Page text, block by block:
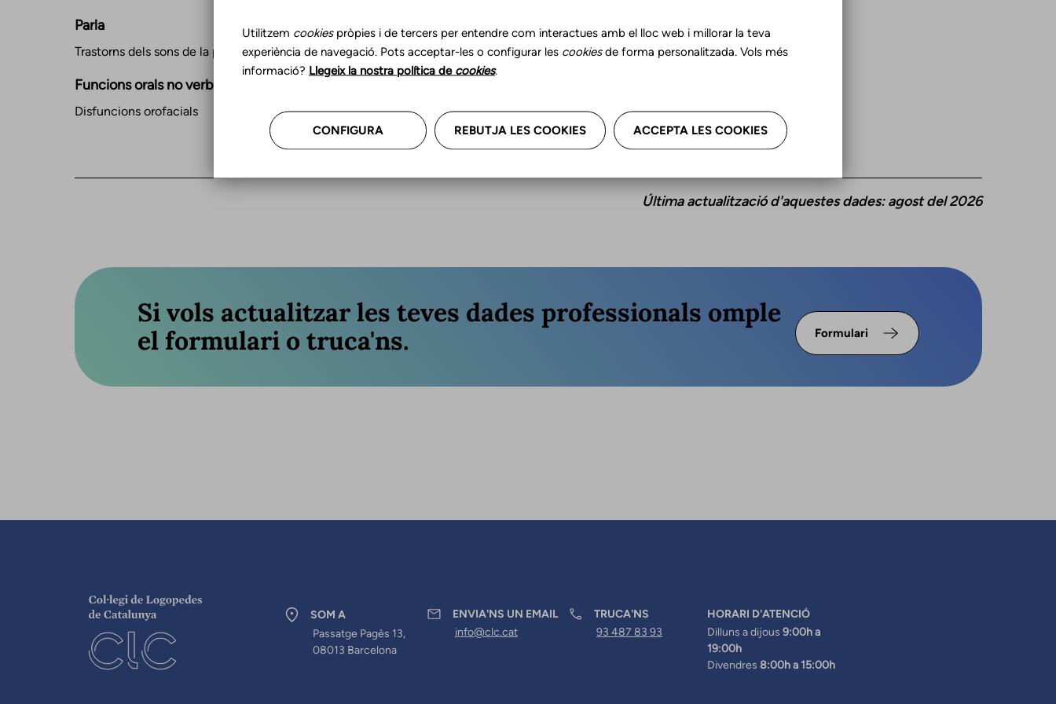
Parla
Trastorns dels sons de la parla
Funcions orals no verbals
Disfuncions orofacials
Última actualització d'aquestes dades: agost del 2026
Si vols actualitzar les teves dades professionals omple
el formulari o truca'ns.
Formulari
SOM A
Passatge Pagès 13,
08013 Barcelona
ENVIA'NS UN EMAIL
info@clc.cat
TRUCA'NS
93 487 83 93
HORARI D'ATENCIÓ
Dilluns a dijous 9:00h a
19:00h
Divendres 8:00h a 15:00h
Utilitzem cookiespròpies i de tercers per entendre com interactues amb el lloc web i millorar la teva
experiència de navegació. Pots acceptar-les o configurar les cookiesde forma personalitzada. Vols més
informació? Llegeix la nostra política de cookies.
CONFIGURA REBUTJA LES COOKIES ACCEPTA LES COOKIES